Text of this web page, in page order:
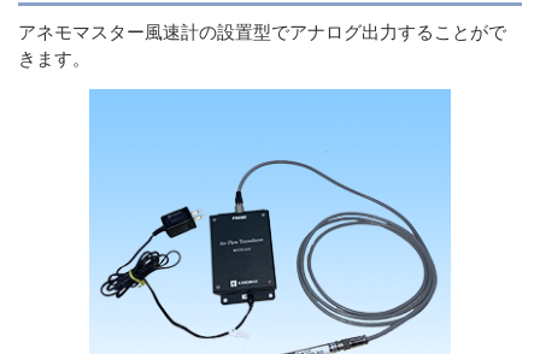
アネモマスター風速計の設置型でアナログ出力することがで
きます。